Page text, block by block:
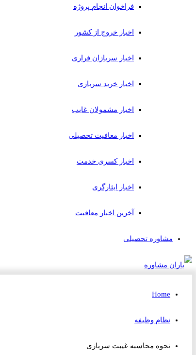
فراخوان انجام پروژه
اخبار خروج از کشور
اخبار سربازان فراری
اخبار خرید سربازی
اخبار مشمولان غایب
اخبار معافیت تحصیلی
اخبار کسری خدمت
اخبار ایثارگری
آخرین اخبار معافیت
مشاوره تحصیلی
Home
نظام وظیفه
نحوه محاسبه غیبت سربازی